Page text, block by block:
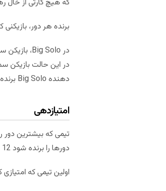
که هیچ کارتی از خال
برنده هر دور،
در این حالت بازیکن
دهنده Big Solo برنده یک دور باشد، بازی Big Solo شکست خورده و بازی بلافاصله پایان می‌یابد.
امتیازدهی
دورها را برنده شود 12 امتیاز بدست می‌آورد. اما اگر آن‌ها یک دور را هم ببازند، تیم حریف 12 امتیاز را کسب می‌کند.
اولین تیمی که امتیازی کلی 20 را بیشتر را کسب کند برنده